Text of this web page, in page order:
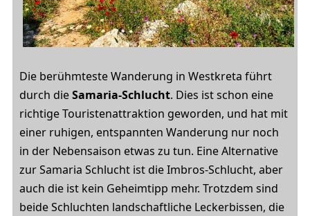
Die berühmteste Wanderung in Westkreta führt
durch dieSamaria-Schlucht. Dies ist schon eine
richtige Touristenattraktion geworden, und hat mit
einer ruhigen, entspannten Wanderung nur noch
in der Nebensaison etwas zu tun. Eine Alternative
zur Samaria Schlucht ist die Imbros-Schlucht, aber
auch die ist kein Geheimtipp mehr. Trotzdem sind
beide Schluchten landschaftliche Leckerbissen, die